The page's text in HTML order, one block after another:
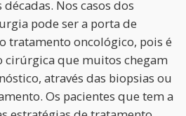
Nos casos dos
pode ser a porta de
tratamento oncológico, pois é
cirúrgica que muitos chegam
através das biopsias ou
Os pacientes que tem a